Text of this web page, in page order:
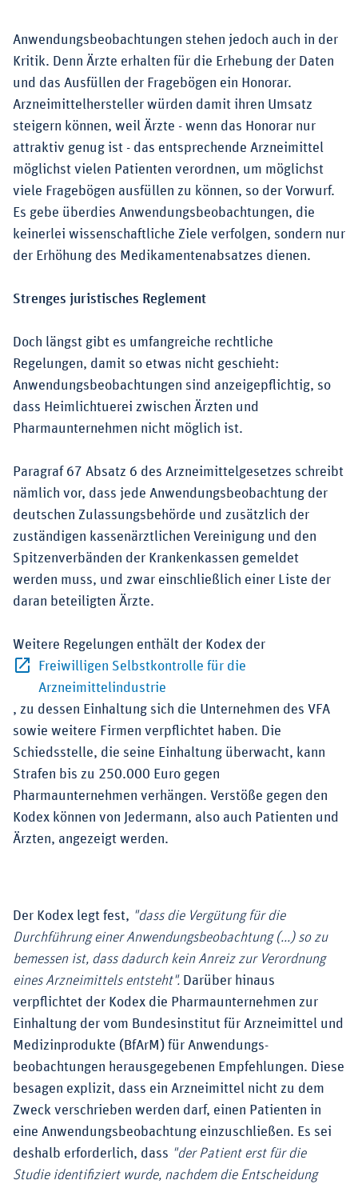
Anwendungsbeobachtungen stehen jedoch auch in der
Kritik. Denn Ärzte erhalten für die Erhebung der Daten
und das Ausfüllen der Fragebögen ein Honorar.
Arzneimittelhersteller würden damit ihren Umsatz
steigern können, weil Ärzte - wenn das Honorar nur
attraktiv genug ist - das entsprechende Arzneimittel
möglichst vielen Patienten verordnen, um möglichst
viele Fragebögen ausfüllen zu können, so der Vorwurf.
Es gebe überdies Anwendungsbeobachtungen, die
keinerlei wissenschaftliche Ziele verfolgen, sondern nur
der Erhöhung des Medikamentenabsatzes dienen.
Strenges juristisches Reglement
Doch längst gibt es umfangreiche rechtliche
Regelungen, damit so etwas nicht geschieht:
Anwendungsbeobachtungen sind anzeigepflichtig, so
dass Heimlichtuerei zwischen Ärzten und
Pharmaunternehmen nicht möglich ist.
Paragraf 67 Absatz 6 des Arzneimittelgesetzes schreibt
nämlich vor, dass jede Anwendungsbeobachtung der
deutschen Zulassungsbehörde und zusätzlich der
zuständigen kassenärztlichen Vereinigung und den
Spitzenverbänden der Krankenkassen gemeldet
werden muss, und zwar einschließlich einer Liste der
daran beteiligten Ärzte.
Weitere Regelungen enthält der Kodex der
Freiwilligen Selbstkontrolle für die
Arzneimittelindustrie
, zu dessen Einhaltung sich die Unternehmen des VFA
sowie weitere Firmen verpflichtet haben. Die
Schiedsstelle, die seine Einhaltung überwacht, kann
Strafen bis zu 250.000 Euro gegen
Pharmaunternehmen verhängen. Verstöße gegen den
Kodex können von Jedermann, also auch Patienten und
Ärzten, angezeigt werden.
Der Kodex legt fest, "dass die Vergütung für die
Durchführung einer Anwendungsbeobachtung (...) so zu
bemessen ist, dass dadurch kein Anreiz zur Verordnung
eines Arzneimittels entsteht". Darüber hinaus
verpflichtet der Kodex die Pharmaunternehmen zur
Einhaltung der vom Bundesinstitut für Arzneimittel und
Medizinprodukte (BfArM) für Anwendungs­
beobachtungen herausgegebenen Empfehlungen. Diese
besagen explizit, dass ein Arzneimittel nicht zu dem
Zweck verschrieben werden darf, einen Patienten in
eine Anwendungsbeobachtung einzuschließen. Es sei
deshalb erforderlich, dass "der Patient erst für die
Studie identifiziert wurde, nachdem die Entscheidung